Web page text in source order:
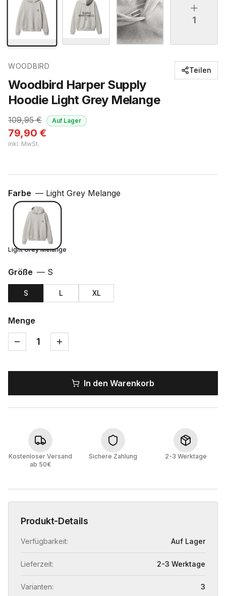
1
WOODBIRD
Woodbird Harper Supply
Hoodie Light Grey Melange
109,95€
79,90 €
inkl. MwSt.
Auf Lager
Teilen
Farbe — Light Grey Melange
Light Grey Melange
Größe — S
S L XL
Menge
1
In den Warenkorb
Kostenloser Versand
ab 50€
Sichere Zahlung 2-3 Werktage
Produkt-Details
Verfügbarkeit: Auf Lager
Lieferzeit: 2-3 Werktage
Varianten: 3